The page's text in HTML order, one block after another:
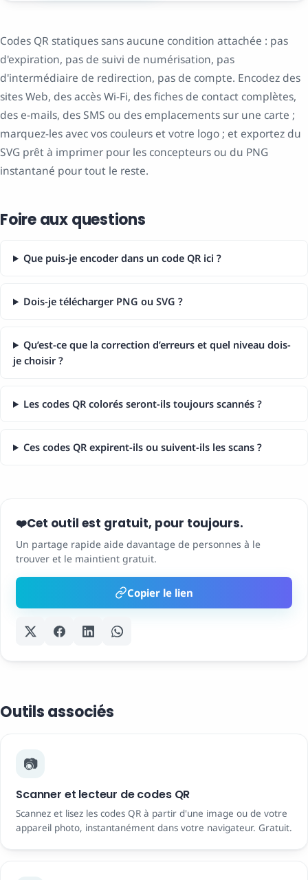
Codes QR statiques sans aucune condition attachée : pas
d'expiration, pas de suivi de numérisation, pas
d'intermédiaire de redirection, pas de compte. Encodez des
sites Web, des accès Wi-Fi, des fiches de contact complètes,
des e-mails, des SMS ou des emplacements sur une carte ;
marquez-les avec vos couleurs et votre logo ; et exportez du
SVG prêt à imprimer pour les concepteurs ou du PNG
instantané pour tout le reste.
Foire aux questions
Que puis-je encoder dans un code QR ici ?
Dois-je télécharger PNG ou SVG ?
Qu’est-ce que la correction d’erreurs et quel niveau dois-
je choisir ?
Les codes QR colorés seront-ils toujours scannés ?
Ces codes QR expirent-ils ou suivent-ils les scans ?
❤️Cet outil est gratuit, pour toujours.
Un partage rapide aide davantage de personnes à le
trouver et le maintient gratuit.
Copier le lien
Outils associés
📷
Scanner et lecteur de codes QR
Scannez et lisez les codes QR à partir d'une image ou de votre
appareil photo, instantanément dans votre navigateur. Gratuit.